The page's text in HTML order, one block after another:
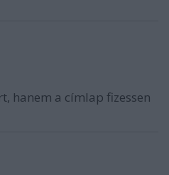
hanem a címlap fizessen